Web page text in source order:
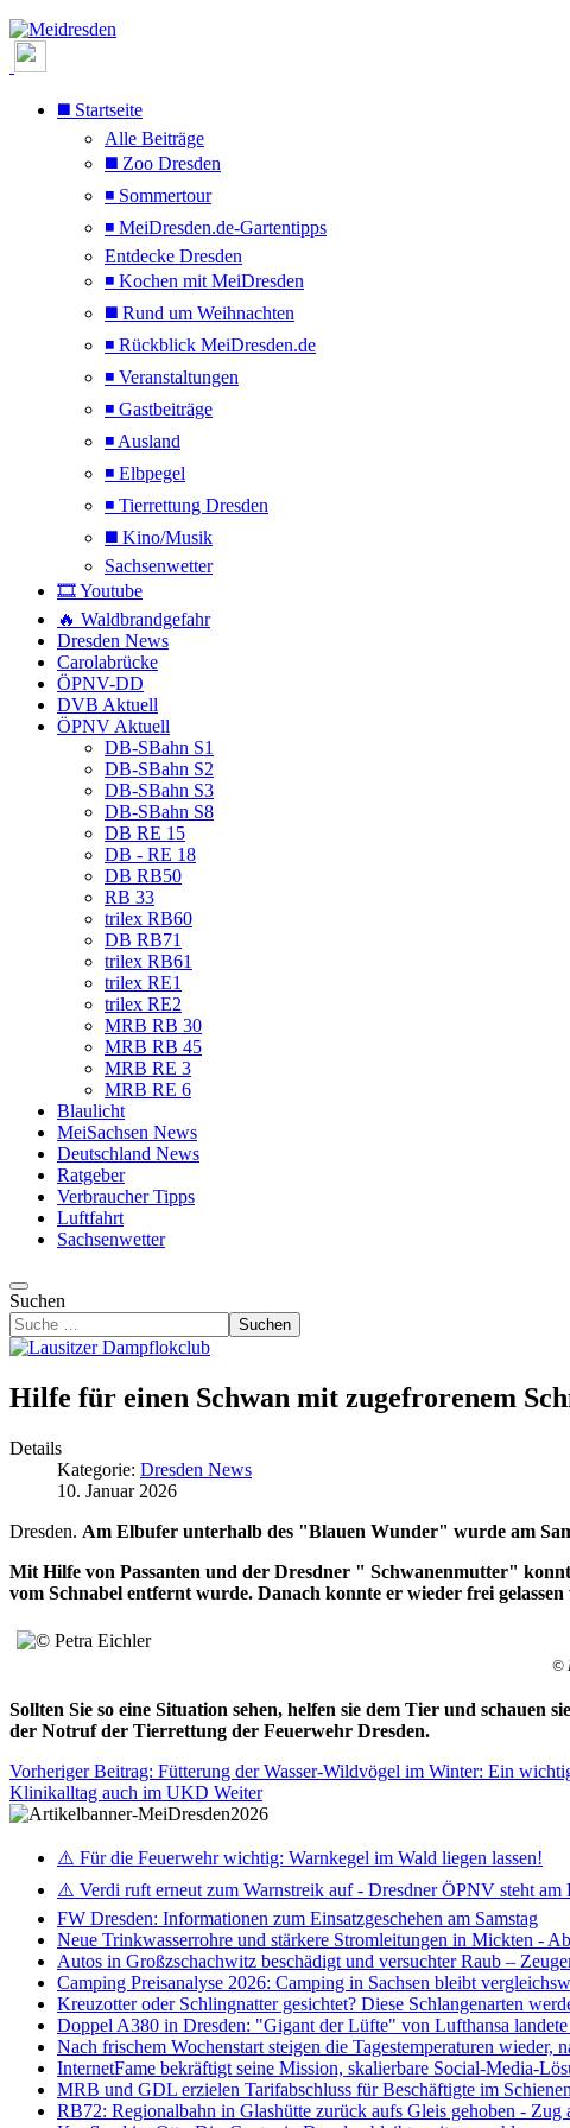
◼️ Startseite
Alle Beiträge
◼️ Zoo Dresden
◾ Sommertour
◾ MeiDresden.de-Gartentipps
Entdecke Dresden
◾ Kochen mit MeiDresden
◼️ Rund um Weihnachten
◾ Rückblick MeiDresden.de
◾ Veranstaltungen
◾ Gastbeiträge
◾ Ausland
◾ Elbpegel
◾ Tierrettung Dresden
◼️ Kino/Musik
Sachsenwetter
🎞️ Youtube
🔥 Waldbrandgefahr
Dresden News
Carolabrücke
ÖPNV-DD
DVB Aktuell
ÖPNV Aktuell
DB-SBahn S1
DB-SBahn S2
DB-SBahn S3
DB-SBahn S8
DB RE 15
DB - RE 18
DB RB50
RB 33
trilex RB60
DB RB71
trilex RB61
trilex RE1
trilex RE2
MRB RB 30
MRB RB 45
MRB RE 3
MRB RE 6
Blaulicht
MeiSachsen News
Deutschland News
Ratgeber
Verbraucher Tipps
Luftfahrt
Sachsenwetter
Suchen
Suchen
Hilfe für einen Schwan mit zugefrorenem
Details
Kategorie: Dresden News
10. Januar 2026
Dresden. Am Elbufer unterhalb des "Blauen Wunder" wurde am
Mit Hilfe von Passanten und der Dresdner " Schwanenmutter"
vom Schnabel entfernt wurde. Danach konnte er wieder frei
©
Sollten Sie so eine Situation sehen, helfen sie dem Tier und
der Notruf der Tierrettung der Feuerwehr Dresden.
Vorheriger Beitrag: Fütterung der Wasser-Wildvögel im Winter: Ein
Klinikalltag auch im UKD Weiter
⚠️ Für die Feuerwehr wichtig: Warnkegel im Wald liegen lassen!
⚠️ Verdi ruft erneut zum Warnstreik auf - Dresdner ÖPNV steht am
FW Dresden: Informationen zum Einsatzgeschehen am Samstag
Neue Trinkwasserrohre und stärkere Stromleitungen in Mickten -
Autos in Großzschachwitz beschädigt und versuchter Raub –
Camping Preisanalyse 2026: Camping in Sachsen bleibt
Kreuzotter oder Schlingnatter gesichtet? Diese Schlangenarten
Doppel A380 in Dresden: "Gigant der Lüfte" von Lufthansa
Nach frischem Wochenstart steigen die Tagestemperaturen wieder,
InternetFame bekräftigt seine Mission, skalierbare Social-Media-
MRB und GDL erzielen Tarifabschluss für Beschäftigte im
RB72: Regionalbahn in Glashütte zurück aufs Gleis gehoben - Zug